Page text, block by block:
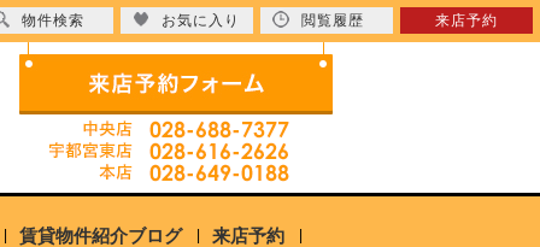
賃貸物件紹介ブログ 来店予約
物件検索 お気に入り 閲覧履歴 来店予約